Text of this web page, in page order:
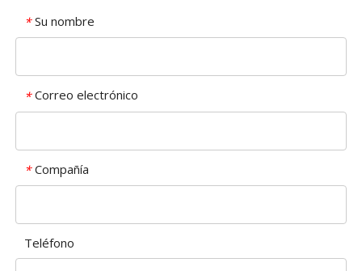
* Su nombre
* Correo electrónico
* Compañía
Teléfono